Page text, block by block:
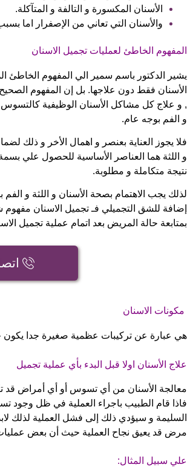
الأسنان المكسورة و التالفة و المتآكلة.
والأسنان التي تعاني من الإصفرار اما
المفهوم الخاطئ لعمليات تجميل الاسنان
يشير الدكتور باسم سمير الي المفهوم الخاطئ
الأسنان فقط دون علاجها. بل إن المفهوم
, و علاج كل مشاكل الأسنان الوظيفية كالتسوس و
و الفم بوجه عام.
فلا يجوز العناية بعنصر و اهمال الأخر و ذلك
و اللثة هما العناصر الأساسية للحصول علي
نتيجة متكاملة و مطلوبة.
لذلك يجب الاهتمام بصحة الأسنان و اللثة و الفم
إضافة للشق التجميلي فـ تجميل الاسنان
بمتابعة حالة المريض بعد اتمام عملية تجميل
مكونات الاسنان
هي عبارة عن تركيبات عظمية صغيرة جدا
علاج الأسنان اولا قبل البدء بأي عملية تجميل
معالجة الأسنان من أي تسوس أو أي أمراض قد
فاذا قام الطبيب باجراء العملية في ظل وجود
السليمة و سيؤدي ذلك إلى فشل العملية لذلك
مرض قد يعيق نجاح العملية حيث أن بعض عمليات
علي سبيل المثال: